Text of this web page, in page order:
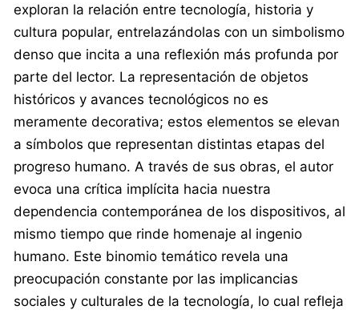
exploran la relación entre tecnología, historia y
cultura popular, entrelazándolas con un simbolismo
denso que incita a una reflexión más profunda por
parte del lector. La representación de objetos
históricos y avances tecnológicos no es
meramente decorativa; estos elementos se elevan
a símbolos que representan distintas etapas del
progreso humano. A través de sus obras, el autor
evoca una crítica implícita hacia nuestra
dependencia contemporánea de los dispositivos, al
mismo tiempo que rinde homenaje al ingenio
humano. Este binomio temático revela una
preocupación constante por las implicancias
sociales y culturales de la tecnología, lo cual refleja